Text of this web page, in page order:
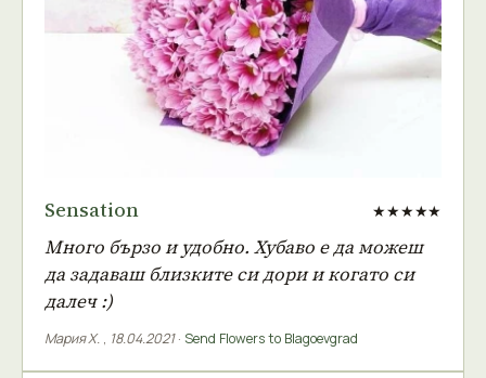
Sensation ★★★★★
Много бързо и удобно. Хубаво е да можеш
да задаваш близките си дори и когато си
далеч :)
Мария Х. , 18.04.2021· Send Flowers to Blagoevgrad